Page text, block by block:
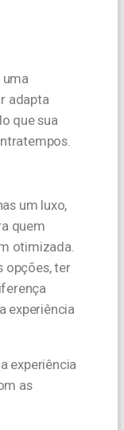
uma
adapta
que sua
um luxo,
quem
otimizada.
opções, ter
experiência
experiência
as